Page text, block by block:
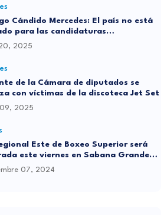
Cándido Mercedes: El país no está
para las candidaturas
2025
de la Cámara de diputados se
con víctimas de la discoteca Jet Set
2025
Este de Boxeo Superior será
este viernes en Sabana Grande
07, 2024